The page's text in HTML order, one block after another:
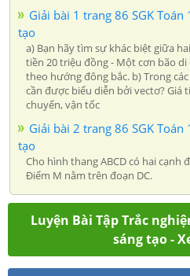
Giải bài 1 trang 86 SGK
tạo
a) Bạn hãy tìm sự khác biệt giữa
tiền 20 triệu đồng - Một cơn bão
theo hướng đông bắc. b) Trong
cần được biểu diễn bởi vectơ? Giá
chuyển, vận tốc
Giải bài 2 trang 86 SGK
tạo
Cho hình thang ABCD có hai cạnh
Điểm M nằm trên đoạn DC.
Luyện Bài Tập Trắc
sáng tạo -